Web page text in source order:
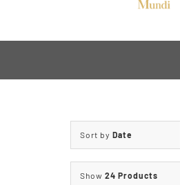
մեր մասին
Sort by Date
Show 24 Products